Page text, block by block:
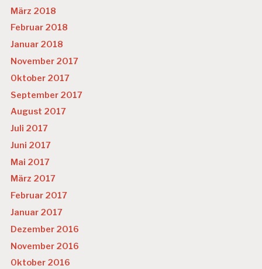
März 2018
Februar 2018
Januar 2018
November 2017
Oktober 2017
September 2017
August 2017
Juli 2017
Juni 2017
Mai 2017
März 2017
Februar 2017
Januar 2017
Dezember 2016
November 2016
Oktober 2016